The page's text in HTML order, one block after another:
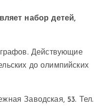
набор детей,
Действующие
до олимпийских
Заводская, 53. Тел.